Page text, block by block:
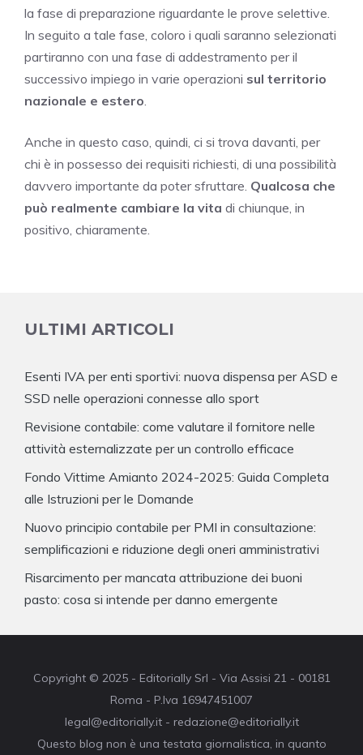
la fase di preparazione riguardante le prove selettive.
In seguito a tale fase, coloro i quali saranno selezionati
partiranno con una fase di addestramento per il
successivo impiego in varie operazioni sul territorio
nazionale e estero
Anche in questo caso, quindi, ci si trova davanti, per
chi è in possesso dei requisiti richiesti, di una possibilità
davvero importante da poter sfruttare. Qualcosa che
può realmente cambiare la vita di chiunque, in
positivo, chiaramente.
ULTIMI ARTICOLI
Esenti IVA per enti sportivi: nuova dispensa per ASD e
SSD nelle operazioni connesse allo sport
Revisione contabile: come valutare il fornitore nelle
attività esternalizzate per un controllo efficace
Fondo Vittime Amianto 2024-2025: Guida Completa
alle Istruzioni per le Domande
Nuovo principio contabile per PMI in consultazione:
semplificazioni e riduzione degli oneri amministrativi
Risarcimento per mancata attribuzione dei buoni
pasto: cosa si intende per danno emergente
Copyright © 2025 - Editorially Srl - Via Assisi 21 - 00181
Roma - P.Iva 16947451007
legal@editorially.it - redazione@editorially.it
Questo blog non è una testata giornalistica, in quanto